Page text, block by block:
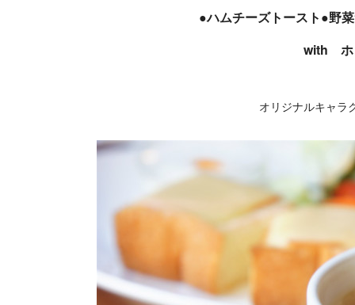
●ハムチーズトースト●野
with ホ
オリジナルキャラ